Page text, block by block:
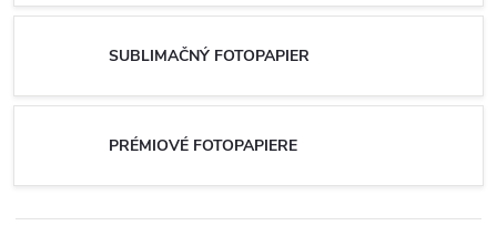
SUBLIMAČNÝ FOTOPAPIER
PRÉMIOVÉ FOTOPAPIERE